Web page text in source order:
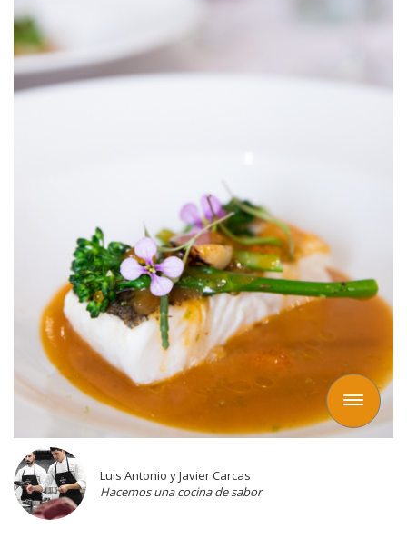
Toggle
navigation
Luis Antonio y Javier Carcas
Hacemos una cocina de sabor